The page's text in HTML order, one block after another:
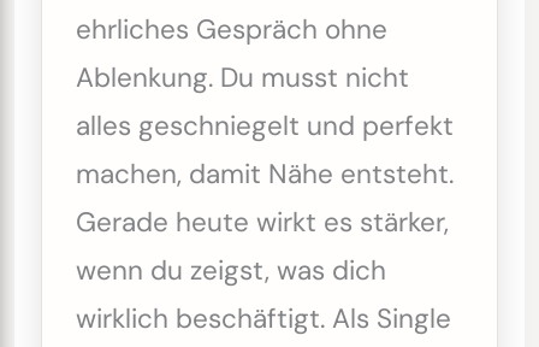
ehrliches Gespräch ohne
Ablenkung. Du musst nicht
alles geschniegelt und perfekt
machen, damit Nähe entsteht.
Gerade heute wirkt es stärker,
wenn du zeigst, was dich
wirklich beschäftigt. Als Single